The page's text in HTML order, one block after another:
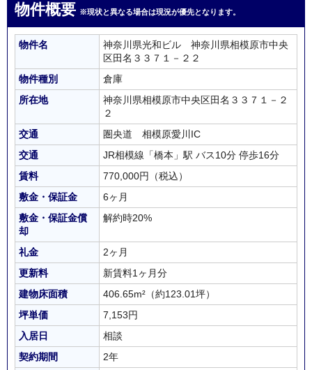
物件概要 ※現状と異なる場合は現況が優先となります。
物件名
神奈川県光和ビル 神奈川県相模原市中央
区田名３３７１－２２
物件種別
倉庫
所在地
神奈川県相模原市中央区田名３３７１－２
２
交通
圏央道 相模原愛川IC
交通
JR相模線「橋本」駅 バス10分 停歩16分
賃料
770,000円（税込）
敷金・保証金
6ヶ月
敷金・保証金償
却
解約時20%
礼金
2ヶ月
更新料
新賃料1ヶ月分
建物床面積
406.65m² （約123.01坪）
坪単価
7,153円
入居日
相談
契約期間
2年